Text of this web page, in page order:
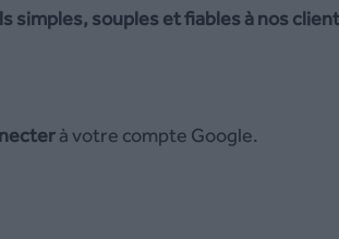
simples, souples et fiables à nos
à votre compte Google.